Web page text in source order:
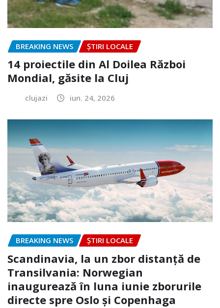
BREAKING NEWS ȘTIRI LOCALE
14 proiectile din Al Doilea Război
Mondial, găsite la Cluj
clujazi iun. 24, 2026
BREAKING NEWS ȘTIRI LOCALE
Scandinavia, la un zbor distanță de
Transilvania: Norwegian
inaugurează în luna iunie zborurile
directe spre Oslo și Copenhaga